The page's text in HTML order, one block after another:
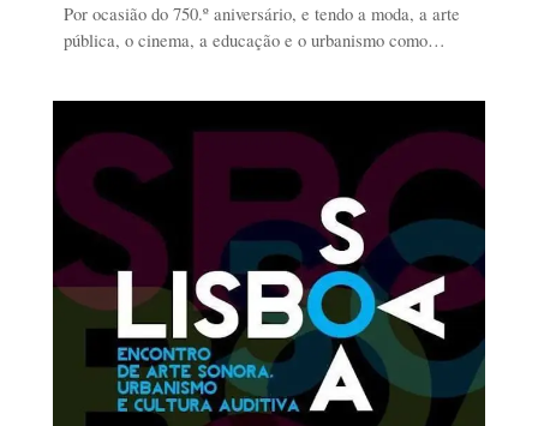
Por ocasião do 750.º aniversário, e tendo a moda, a arte
pública, o cinema, a educação e o urbanismo como…